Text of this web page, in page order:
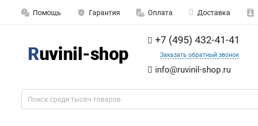
Помощь Гарантия Оплата Доставка
+7 (495) 432-41-41
Заказать обратный звонок
info@ruvinil-shop.ru